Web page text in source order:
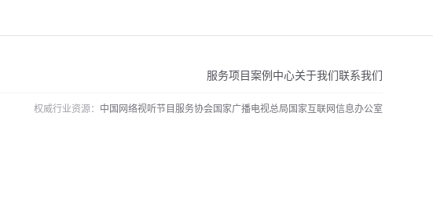
服务项目案例中心关于我们联系我们
权威行业资源： 中国网络视听节目服务协会国家广播电视总局国家互联网信息办公室